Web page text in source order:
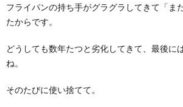
フライパンの持ち手がグラグラしてきて「ま
たからです。
どうしても数年たつと劣化してきて、最後に
ね。
そのたびに使い捨てて。